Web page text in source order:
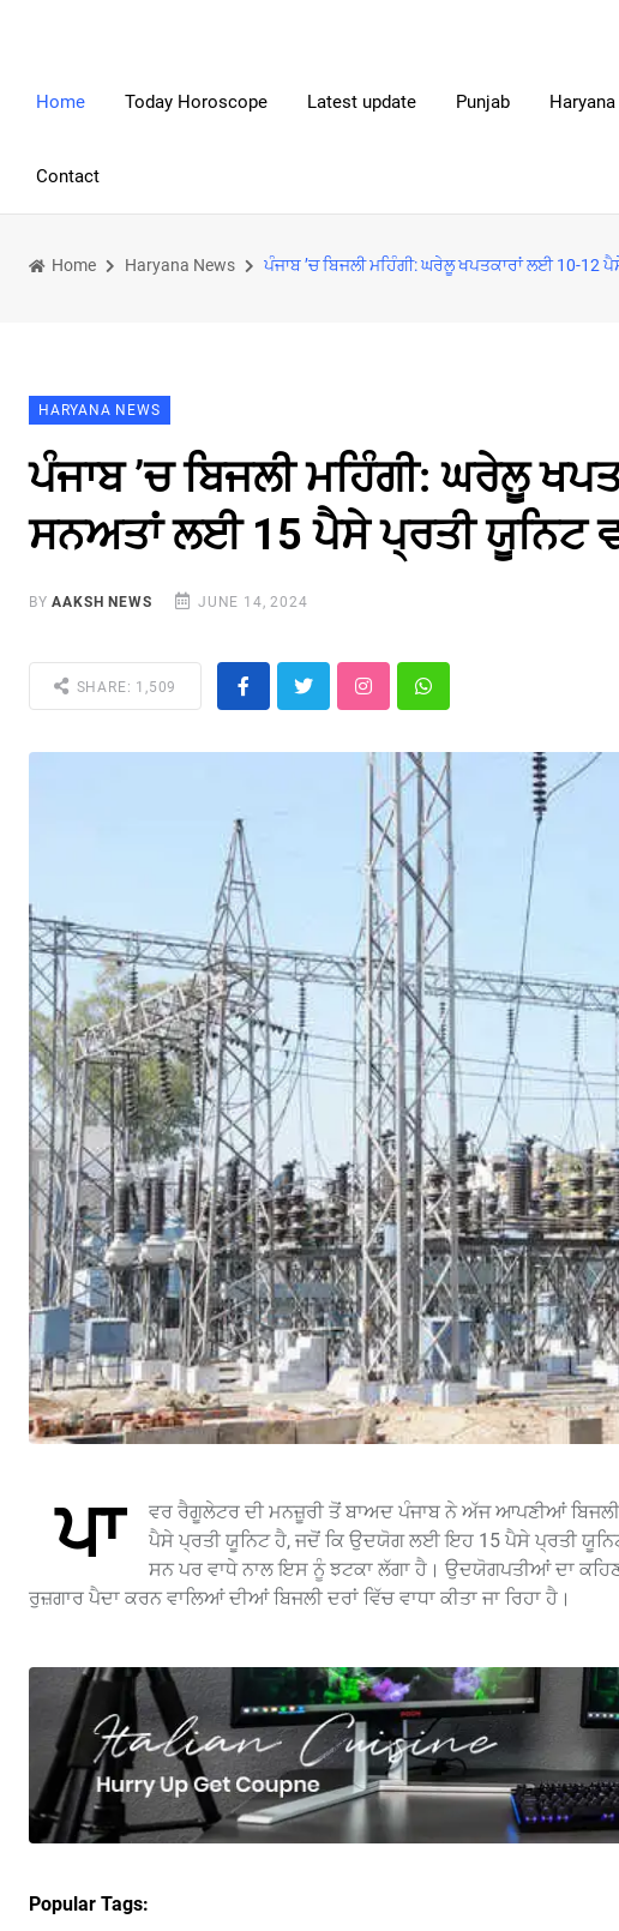
Home Today Horoscope Latest update Punjab
Contact
Home Haryana News ਪੰਜਾਬ ’ਚ ਬਿਜਲੀ ਮਹਿੰਗੀ: ਘਰੇਲੂ ਖਪਤਕਾਰਾਂ ਲਈ 10-12
HARYANA NEWS
ਪੰਜਾਬ ’ਚ ਬਿਜਲੀ ਮਹਿੰਗੀ: ਘਰੇਲੂ
ਸਨਅਤਾਂ ਲਈ 15 ਪੈਸੇ ਪ੍ਰਤੀ ਯੂਨਿਟ
BYAAKSH NEWS JUNE 14, 2024
SHARE: 1,509
ਪਾ
ਵਰ ਰੈਗੂਲੇਟਰ ਦੀ ਮਨਜ਼ੂਰੀ ਤੋਂ ਬਾਅਦ ਪੰਜਾਬ ਨੇ ਅੱਜ ਆਪਣੀਆਂ ਬਿਜਲੀ
ਪੈਸੇ ਪ੍ਰਤੀ ਯੂਨਿਟ ਹੈ, ਜਦੋਂ ਕਿ ਉਦਯੋਗ ਲਈ ਇਹ 15 ਪੈਸੇ ਪ੍ਰਤੀ
ਸਨ ਪਰ ਵਾਧੇ ਨਾਲ ਇਸ ਨੂੰ ਝਟਕਾ ਲੱਗਾ ਹੈ। ਉਦਯੋਗਪਤੀਆਂ ਦਾ
ਰੁਜ਼ਗਾਰ ਪੈਦਾ ਕਰਨ ਵਾਲਿਆਂ ਦੀਆਂ ਬਿਜਲੀ ਦਰਾਂ ਵਿੱਚ ਵਾਧਾ ਕੀਤਾ ਜਾ ਰਿਹਾ ਹੈ।
Popular Tags: